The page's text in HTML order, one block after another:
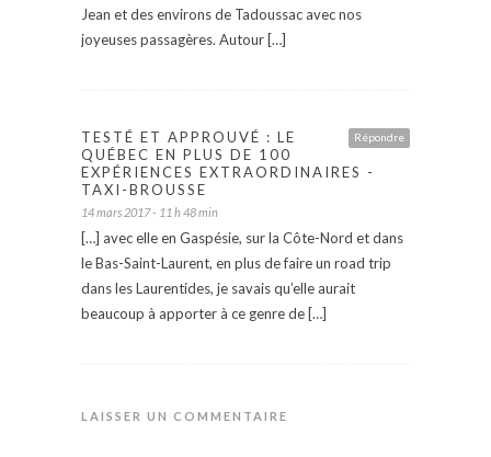
Jean et des environs de Tadoussac avec nos
joyeuses passagères. Autour […]
Répondre
TESTÉ ET APPROUVÉ : LE
QUÉBEC EN PLUS DE 100
EXPÉRIENCES EXTRAORDINAIRES -
TAXI-BROUSSE
14 mars 2017 - 11 h 48 min
[…] avec elle en Gaspésie, sur la Côte-Nord et dans
le Bas-Saint-Laurent, en plus de faire un road trip
dans les Laurentides, je savais qu’elle aurait
beaucoup à apporter à ce genre de […]
LAISSER UN COMMENTAIRE